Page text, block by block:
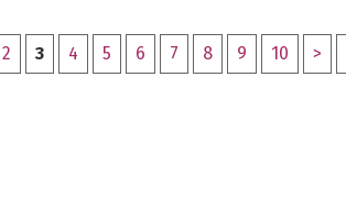
2 3 4 5 6 7 8 9 10 >